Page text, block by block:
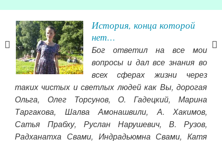
История, конца которой
нет…
Бог ответил на все мои
вопросы и дал все знания во
всех сферах жизни через
таких чистых и светлых людей как Вы, дорогая
Ольга, Олег Торсунов, О. Гадецкий, Марина
Таргакова, Шалва Амонашвили, А. Хакимов,
Сатья Прабху, Руслан Нарушевич, В. Рузов,
Радханатха Свами, Индрадьюмна Свами, Катя